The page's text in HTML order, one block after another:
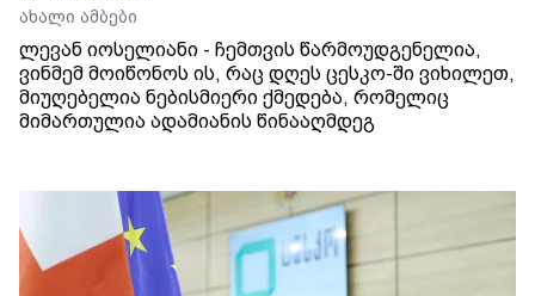
ახალი ამბები
ლევან იოსელიანი - ჩემთვის წარმოუდგენელია,
ვინმემ მოიწონოს ის, რაც დღეს ცესკო-ში ვიხილეთ,
მიუღებელია ნებისმიერი ქმედება, რომელიც
მიმართულია ადამიანის წინააღმდეგ